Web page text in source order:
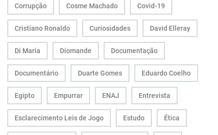
Corrupção Cosme Machado Covid-19
Cristiano Ronaldo Curiosidades David Elleray
Di Maria Diomande Documentação
Documentário Duarte Gomes Eduardo Coelho
Egipto Empurrar ENAJ Entrevista
Esclarecimento Leis de Jogo Estudo Ética